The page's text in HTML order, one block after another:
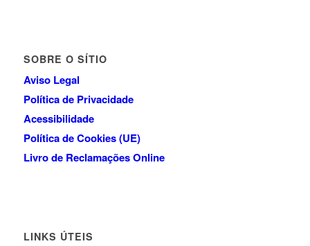
SOBRE O SÍTIO
Aviso Legal
Política de Privacidade
Acessibilidade
Política de Cookies (UE)
Livro de Reclamações Online
LINKS ÚTEIS